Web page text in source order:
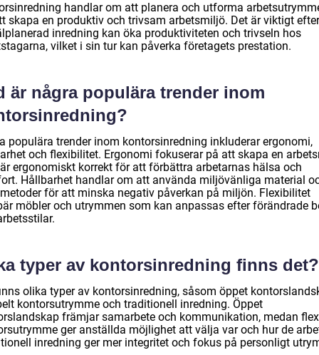
handlar om att planera och utforma
skapa en produktiv och trivsam arbetsmiljö. Det är viktigt
inredning kan öka produktiviteten och trivseln hos
vilket i sin tur kan påverka företagets prestation.
är några populära trender inom
populära trender inom kontorsinredning inkluderar ergonomi,
och flexibilitet. Ergonomi fokuserar på att skapa en
ergonomiskt korrekt för att förbättra arbetarnas hälsa och
Hållbarhet handlar om att använda miljövänliga material
för att minska negativ påverkan på miljön. Flexibilitet
möbler och utrymmen som kan anpassas efter förändrade
typer av kontorsinredning finns det?
olika typer av kontorsinredning, såsom öppet
kontorsutrymme och traditionell inredning. Öppet
främjar samarbete och kommunikation, medan
ger anställda möjlighet att välja var och hur de
inredning ger mer integritet och fokus på personligt